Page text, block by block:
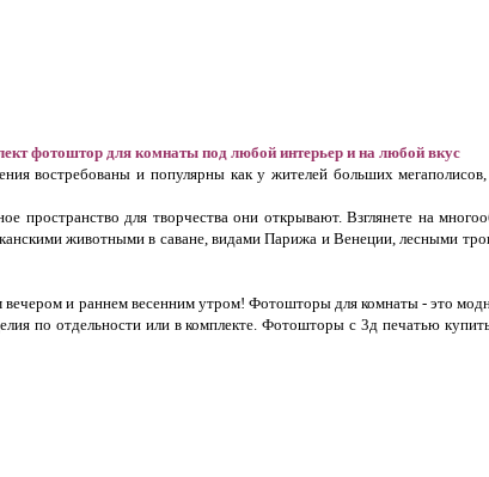
фотоштор для комнаты под любой интерьер и на любой вкус
востребованы и популярны как у жителей больших
пространство для творчества они открывают. Взглянете на
животными в саване, видами Парижа и Венеции, лесными
и раннем весенним утром! Фотошторы для комнаты - это
по отдельности или в комплекте. Фотошторы с 3д печатью